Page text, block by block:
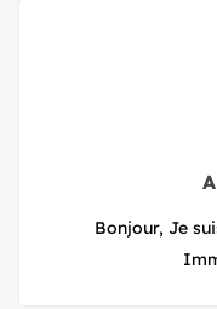
Bonjour, Je